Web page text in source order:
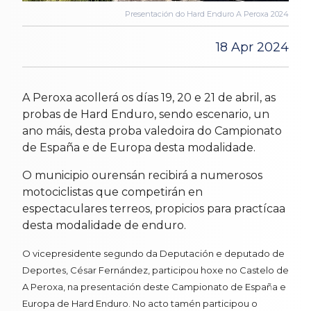
Presentación do Hard Enduro A Peroxa 2024
18 Apr 2024
A Peroxa acollerá os días 19, 20 e 21 de abril, as
probas de Hard Enduro, sendo escenario, un
ano máis, desta proba valedoira do Campionato
de España e de Europa desta modalidade.
O municipio ourensán recibirá a numerosos
motociclistas que competirán en
espectaculares terreos, propicios para practícaa
desta modalidade de enduro.
O vicepresidente segundo da Deputación e deputado de
Deportes, César Fernández, participou hoxe no Castelo de
A Peroxa, na presentación deste Campionato de España e
Europa de Hard Enduro. No acto tamén participou o